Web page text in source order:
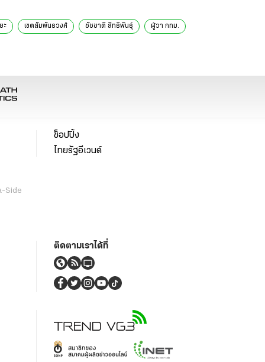
ะ เขตสัมพันธวงศ์ ชัชชาติ สิทธิพันธุ์ ผู้วา กทม.
Side
ช็อปปิ้ง
ไทยรัฐอีเวนต์
ติดตามเราได้ที่